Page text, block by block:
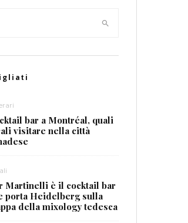
bar a Montréal, quali
visitare nella città
Martinelli è il cocktail bar
porta Heidelberg sulla
della mixology tedesca